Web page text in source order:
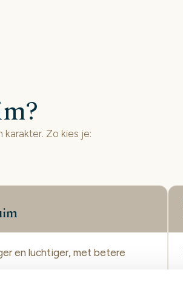
Zo kies je:
en luchtiger, met betere